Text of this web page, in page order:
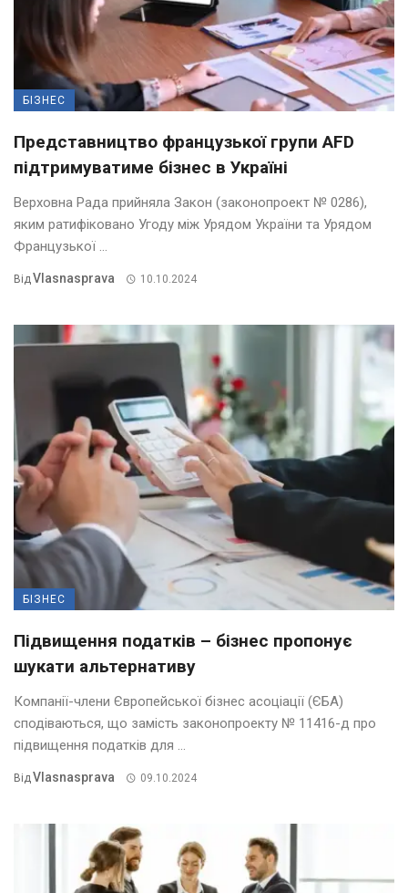
БІЗНЕС
Представництво французької групи AFD
підтримуватиме бізнес в Україні
Верховна Рада прийняла Закон (законопроект № 0286),
яким ратифіковано Угоду між Урядом України та Урядом
Французької ...
ВідVlasnasprava 10.10.2024
БІЗНЕС
Підвищення податків – бізнес пропонує
шукати альтернативу
Компанії-члени Європейської бізнес асоціації (ЄБА)
сподіваються, що замість законопроекту № 11416-д про
підвищення податків для ...
ВідVlasnasprava 09.10.2024